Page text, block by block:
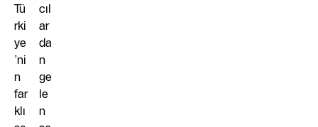
Tü
rki
ye
’ni
n
far
klı
cıl
ar
da
n
ge
le
n